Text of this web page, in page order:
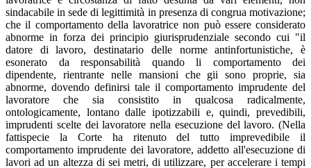
sindacabile in sede di legittimità in presenza di congrua motivazione;
che il comportamento della lavoratrice non può essere considerato
abnorme in forza dei principio giurisprudenziale secondo cui "il
datore di lavoro, destinatario delle norme antinfortunistiche, è
esonerato da responsabilità quando li comportamento dei
dipendente, rientrante nelle mansioni che gii sono proprie, sia
abnorme, dovendo definirsi tale il comportamento imprudente del
lavoratore che sia consistito in qualcosa radicalmente,
ontologicamente, lontano dalle ipotizzabili e, quindi, prevedibili,
imprudenti scelte dei lavoratore nella esecuzione del lavoro. (Nella
fattispecie la Corte ha ritenuto del tutto imprevedibile il
comportamento imprudente dei lavoratore, addetto all'esecuzione di
lavori ad un altezza di sei metri, di utilizzare, per accelerare i tempi